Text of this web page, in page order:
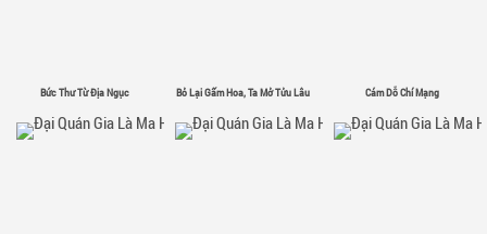
Bức Thư Từ Địa Ngục Bỏ Lại Gấm Hoa, Ta Mở Tửu Lâu Cám Dỗ Chí Mạng